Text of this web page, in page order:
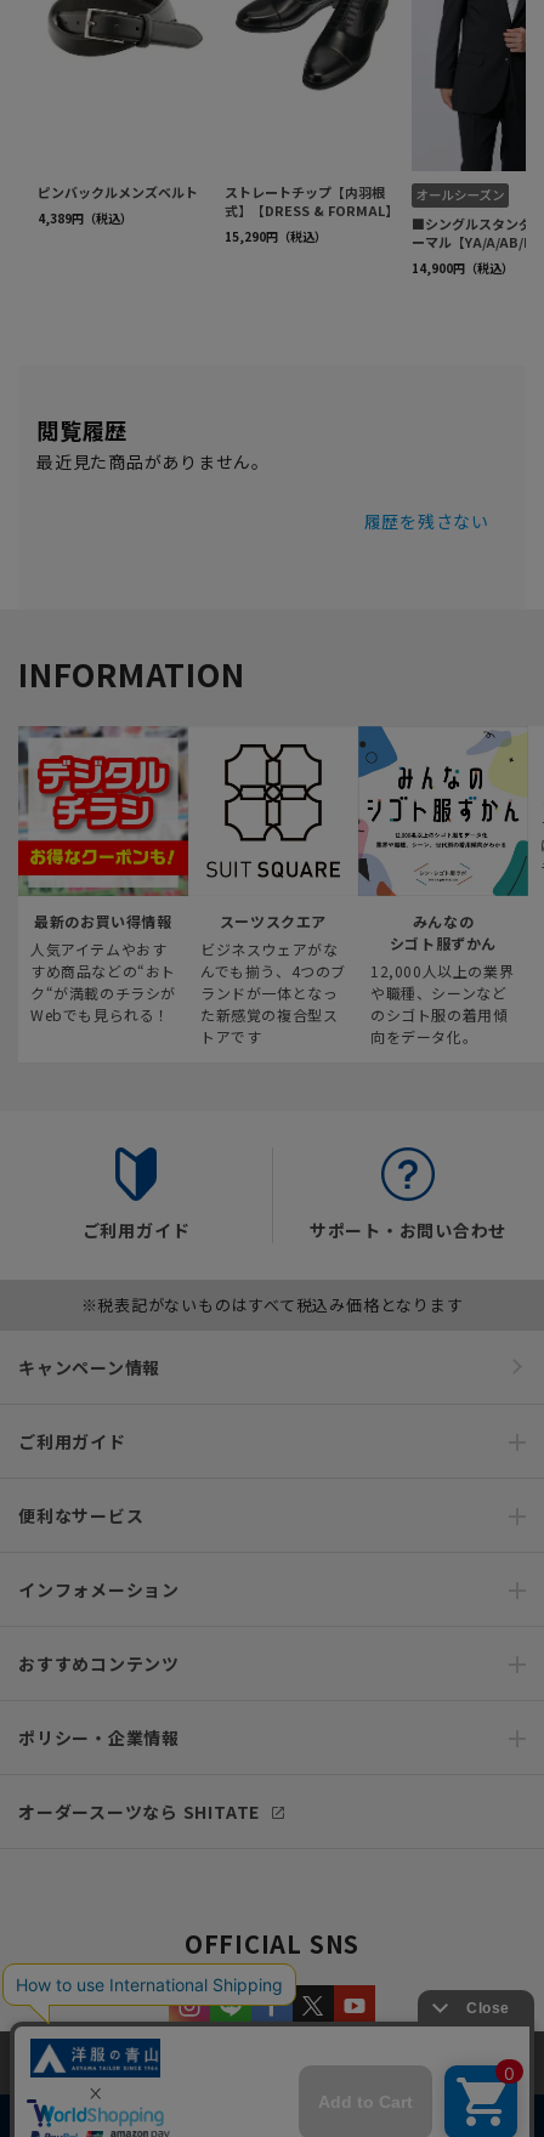
閲覧履歴
最近見た商品がありません。
履歴を残さない
INFORMATION
最新のお買い得情報
人気アイテムやおす
すめ商品などの“おト
ク“が満載のチラシが
Webでも見られる！
スーツスクエア
ビジネスウェアがな
んでも揃う、4つのブ
ランドが一体となっ
た新感覚の複合型ス
トアです
みんなの
シゴト服ずかん
12,000人以上の業界
や職種、シーンなど
のシゴト服の着用傾
向をデータ化。
ご利用ガイド サポート・お問い合わせ
※税表記がないものはすべて税込み価格となります
キャンペーン情報
ご利用ガイド
便利なサービス
インフォメーション
おすすめコンテンツ
ポリシー・企業情報
オーダースーツなら SHITATE
OFFICIAL SNS
当サイトでは、快適な閲覧体験とコンテンツ改善のためにCookieを使用
しています。閲覧を続けることで、Cookieの使用に同意したものとみな